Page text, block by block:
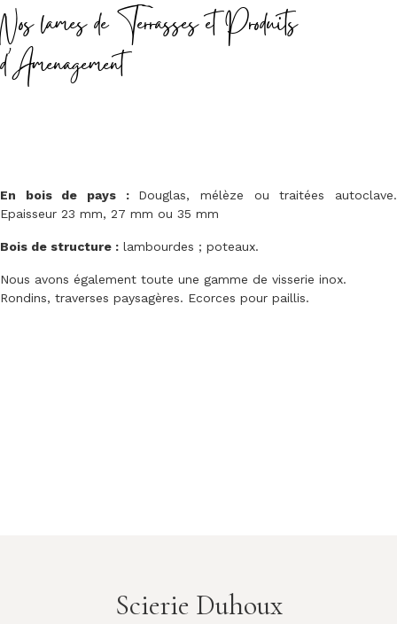
Nos lames de Terrasses et Produits
d'Amenagement
En bois de pays : Douglas, mélèze ou traitées autoclave.
Epaisseur 23 mm, 27 mm ou 35 mm
Bois de structure : lambourdes ; poteaux.
Nous avons également toute une gamme de visserie inox.
Rondins, traverses paysagères. Ecorces pour paillis.
Scierie Duhoux